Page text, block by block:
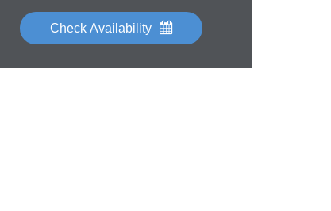
Check Availability